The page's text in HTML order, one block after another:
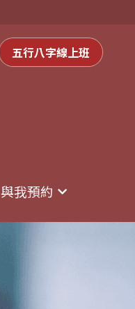
與我預約
五行八字線上班
與我預約
五行八字線上班